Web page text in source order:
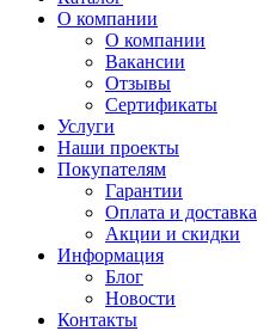
О компании
О компании
Вакансии
Отзывы
Сертификаты
Услуги
Наши проекты
Покупателям
Гарантии
Оплата и доставка
Акции и скидки
Информация
Блог
Новости
Контакты